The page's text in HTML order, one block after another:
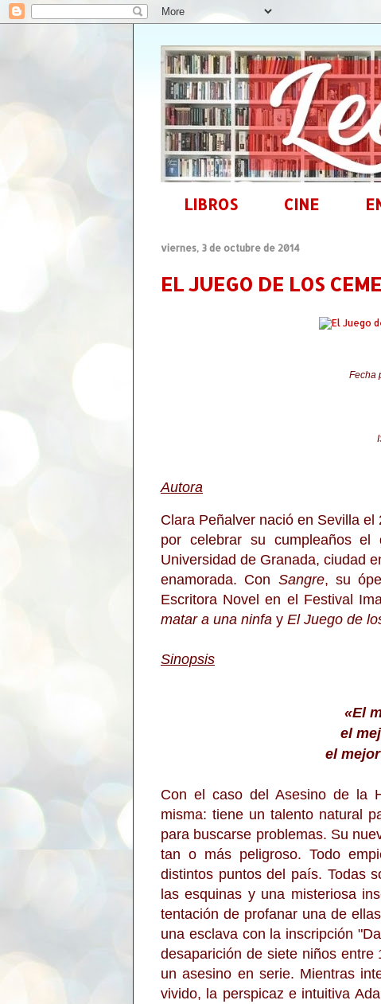
LIBROS CINE
viernes, 3 de octubre de 2014
EL JUEGO DE LOS
Fecha
Autora
Clara Peñalver nació en Sevilla
por celebrar su cumpleaños
Universidad de Granada, ciudad
enamorada. Con Sangre, su
Escritora Novel en el Festival
matar a una ninfa y El Juego de
Sinopsis
«El
el
el
Con el caso del Asesino de la
misma: tiene un talento natural
para buscarse problemas. Su
tan o más peligroso. Todo
distintos puntos del país. Todas
las esquinas y una misteriosa
tentación de profanar una de
una esclava con la inscripción
desaparición de siete niños
un asesino en serie. Mientras
vivido, la perspicaz e intuitiva